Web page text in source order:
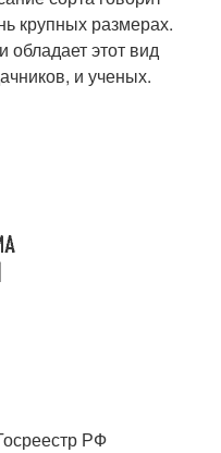
крупных размерах.
обладает этот вид
и ученых.
РФ